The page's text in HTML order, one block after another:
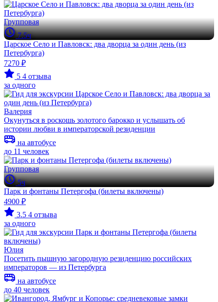
Групповая
7.5ч
Царское Село и Павловск: два дворца за один день (из
Петербурга)
7270 ₽
5 4 отзыва
за одного
Валерия
Окунуться в роскошь золотого барокко и услышать об
истории любви в императорской резиденции
на автобусе
до 11 человек
Групповая
5ч
Парк и фонтаны Петергофа (билеты включены)
4900 ₽
3.5 4 отзыва
за одного
Юлия
Посетить пышную загородную резиденцию российских
императоров — из Петербурга
на автобусе
до 40 человек